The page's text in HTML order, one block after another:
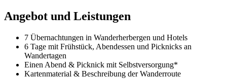
Angebot und Leistungen
7 Übernachtungen in Wanderherbergen und Hotels
6 Tage mit Frühstück, Abendessen und Picknicks an
Wandertagen
Einen Abend & Picknick mit Selbstversorgung*
Kartenmaterial & Beschreibung der Wanderroute